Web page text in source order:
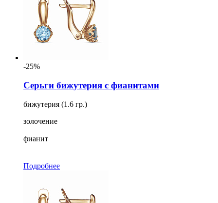
-25%
Серьги бижутерия с фианитами
бижутерия (1.6 гр.)
золочение
фианит
Подробнее